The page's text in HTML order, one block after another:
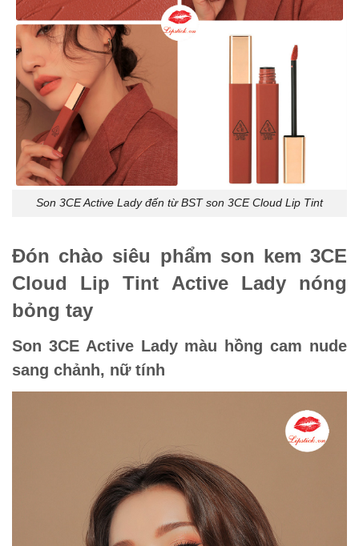
Son 3CE Active Lady đến từ BST son 3CE Cloud Lip Tint
Đón chào siêu phẩm son kem 3CE
Cloud Lip Tint Active Lady nóng
bỏng tay
Son 3CE Active Lady màu hồng cam nude
sang chảnh, nữ tính